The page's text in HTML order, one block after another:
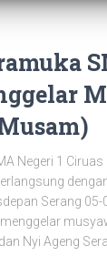
Negeri 1
Serang
menggelar
Nyi Ageng